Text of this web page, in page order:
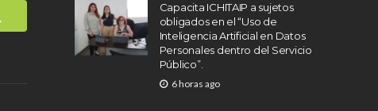
Capacita ICHITAIP a sujetos
obligados en el “Uso de
Inteligencia Artificial en Datos
Personales dentro del Servicio
Público”.
6 horas ago